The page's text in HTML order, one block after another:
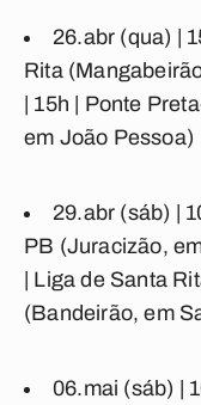
26.abr (qua) |
Rita
| 15h | Ponte
em João Pessoa)
29.abr (sáb) |
PB (Juracizão,
Liga de Santa
(Bandeirão, em
06.mai (sáb) |